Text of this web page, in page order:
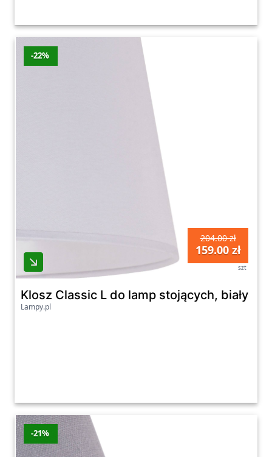
-22%
204.00 zł
159.00 zł
szt
Klosz Classic L do lamp stojących, biały
Lampy.pl
-21%